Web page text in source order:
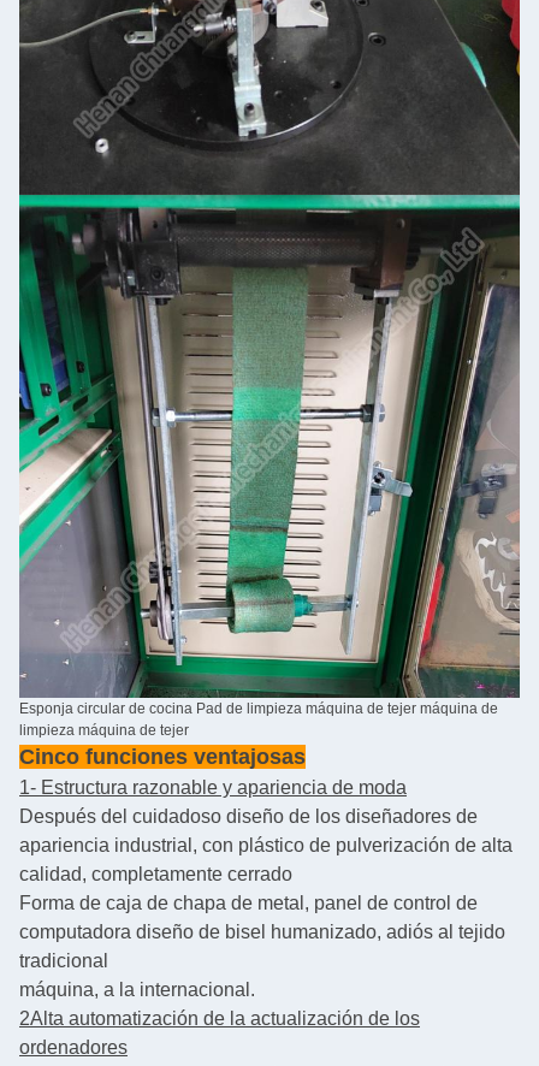
Esponja circular de cocina Pad de limpieza máquina de tejer máquina de
limpieza máquina de tejer
Cinco funciones ventajosas
1- Estructura razonable y apariencia de moda
Después del cuidadoso diseño de los diseñadores de
apariencia industrial, con plástico de pulverización de alta
calidad, completamente cerrado
Forma de caja de chapa de metal, panel de control de
computadora diseño de bisel humanizado, adiós al tejido
tradicional
máquina, a la internacional.
2Alta automatización de la actualización de los
ordenadores